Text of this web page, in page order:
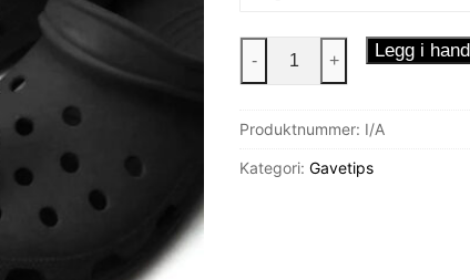
Crocslykt
antall
- + Legg i
Produktnummer: I/A
Kategori: Gavetips